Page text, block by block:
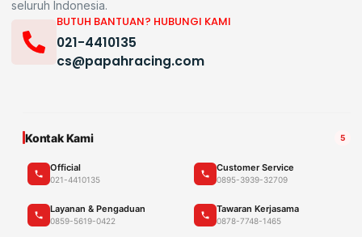
seluruh Indonesia.
BUTUH BANTUAN? HUBUNGI KAMI
021-4410135
cs@papahracing.com
Kontak Kami 5
Official
021-4410135
Customer Service
0895-3939-32709
Layanan & Pengaduan
0859-5619-0422
Tawaran Kerjasama
0878-7748-1465